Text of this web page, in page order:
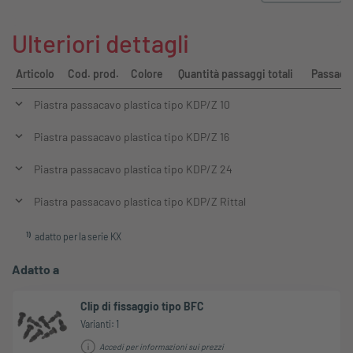
Ulteriori dettagli
Articolo Cod. prod. Colore Quantità passaggi totali
Piastra passacavo plastica tipo KDP/Z 10
Piastra passacavo plastica tipo KDP/Z 16
Piastra passacavo plastica tipo KDP/Z 24
Piastra passacavo plastica tipo KDP/Z Rittal
1) adatto per la serie KX
Adatto a
Clip di fissaggio tipo BFC
Varianti: 1
Accedi per informazioni sui prezzi